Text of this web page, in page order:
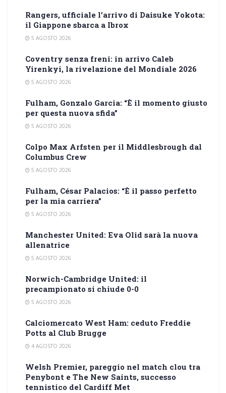
Rangers, ufficiale l’arrivo di Daisuke Yokota:
il Giappone sbarca a Ibrox
5 AGOSTO 2026
Coventry senza freni: in arrivo Caleb
Yirenkyi, la rivelazione del Mondiale 2026
5 AGOSTO 2026
Fulham, Gonzalo Garcia: “È il momento giusto
per questa nuova sfida”
5 AGOSTO 2026
Colpo Max Arfsten per il Middlesbrough dal
Columbus Crew
5 AGOSTO 2026
Fulham, César Palacios: “È il passo perfetto
per la mia carriera”
5 AGOSTO 2026
Manchester United: Eva Olid sarà la nuova
allenatrice
5 AGOSTO 2026
Norwich-Cambridge United: il
precampionato si chiude 0-0
5 AGOSTO 2026
Calciomercato West Ham: ceduto Freddie
Potts al Club Brugge
4 AGOSTO 2026
Welsh Premier, pareggio nel match clou tra
Penybont e The New Saints, successo
tennistico del Cardiff Met